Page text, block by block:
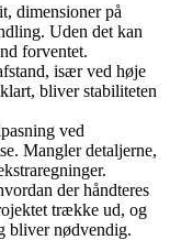
dimensioner på
Uden det kan
forventet.
især ved høje
bliver stabiliteten
ved
Mangler detaljerne,
der håndteres
trække ud, og
bliver nødvendig.